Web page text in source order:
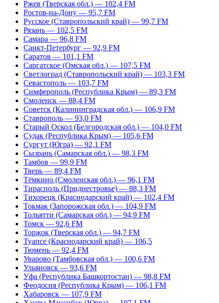
Ржев (Тверская обл.) — 102,4 FM
Ростов-на-Дону — 95,7 FM
Русское (Ставропольский край) — 99,7 FM
Рязань — 102,5 FM
Самара — 96,8 FM
Санкт-Петербург — 92,9 FM
Саратов — 101,1 FM
Саргатское (Омская обл.) — 107,5 FM
Светлоград (Ставропольский край) — 103,3 FM
Севастополь — 103,7 FM
Симферополь (Республика Крым) — 89,3 FM
Смоленск — 88,4 FM
Советск (Калининградская обл.) — 106,9 FM
Ставрополь — 93,0 FM
Старый Оскол (Белгородская обл.) — 104,0 FM
Судак (Республика Крым) — 105,6 FM
Сургут (Югра) — 92,1 FM
Сызрань (Самарская обл.) — 98,3 FM
Тамбов — 99,9 FM
Тверь — 89,4 FM
Тёмкино (Смоленская обл.) — 96,1 FM
Тирасполь (Приднестровье) — 88,3 FM
Тихорецк (Краснодарский край) — 102,4 FM
Токмак (Запорожская обл.) — 104,9 FM
Тольятти (Самарская обл.) — 94,9 FM
Томск — 92,6 FM
Торжок (Тверская обл.) — 94,7 FM
Туапсе (Краснодарский край) — 106,5
Тюмень — 92,4 FM
Уварово (Тамбовская обл.) — 100,6 FM
Ульяновск — 93,6 FM
Уфа (Республика Башкортостан) — 98,8 FM
Феодосия (Республика Крым) — 106,1 FM
Хабаровск — 107,9 FM